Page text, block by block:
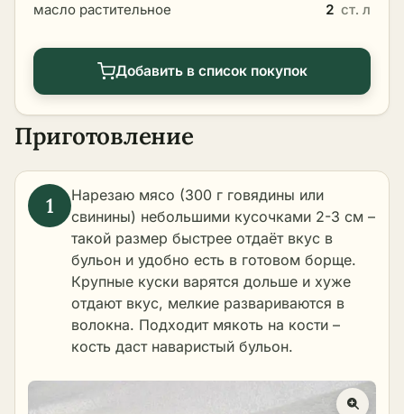
масло растительное 2 ст. л
Добавить в список покупок
Приготовление
Нарезаю мясо (300 г говядины или
свинины) небольшими кусочками 2-3 см –
такой размер быстрее отдаёт вкус в
бульон и удобно есть в готовом борще.
Крупные куски варятся дольше и хуже
отдают вкус, мелкие развариваются в
волокна. Подходит мякоть на кости –
кость даст наваристый бульон.